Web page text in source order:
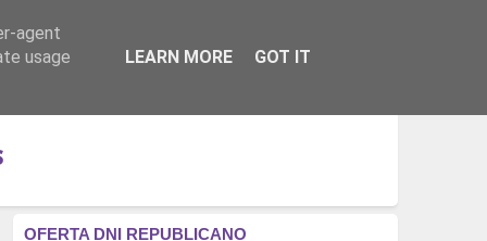
RÉGIMEN - MONARQUÍA
OFERTA DNI REPUBLICANO
agent
usage
LEARN MORE GOT IT